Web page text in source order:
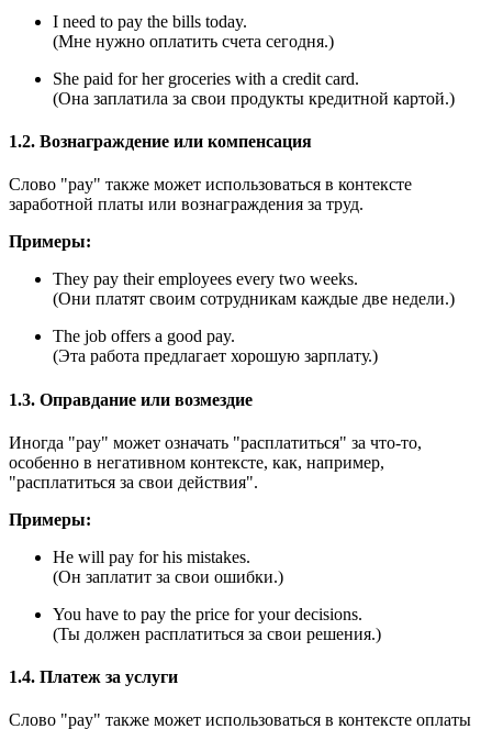
I need to pay the bills today.
(Мне нужно оплатить счета сегодня.)
She paid for her groceries with a credit card.
(Она заплатила за свои продукты кредитной картой.)
1.2. Вознаграждение или компенсация
Слово "pay" также может использоваться в контексте
заработной платы или вознаграждения за труд.
Примеры:
They pay their employees every two weeks.
(Они платят своим сотрудникам каждые две недели.)
The job offers a good pay.
(Эта работа предлагает хорошую зарплату.)
1.3. Оправдание или возмездие
Иногда "pay" может означать "расплатиться" за что-то,
особенно в негативном контексте, как, например,
"расплатиться за свои действия".
Примеры:
He will pay for his mistakes.
(Он заплатит за свои ошибки.)
You have to pay the price for your decisions.
(Ты должен расплатиться за свои решения.)
1.4. Платеж за услуги
Слово "pay" также может использоваться в контексте оплаты